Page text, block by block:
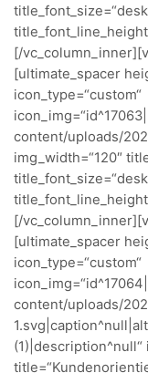
[/
[ultimate_spacer
icon_type=“custom“
content/uploads/
img_width=“120″
[/
[ultimate_spacer
icon_type=“custom“
content/uploads/
(1)|description^null“